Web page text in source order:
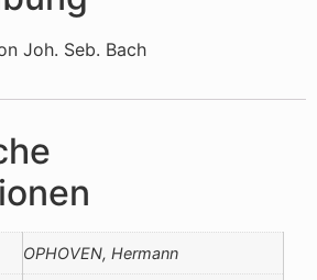
Joh. Seb. Bach
OPHOVEN, Hermann